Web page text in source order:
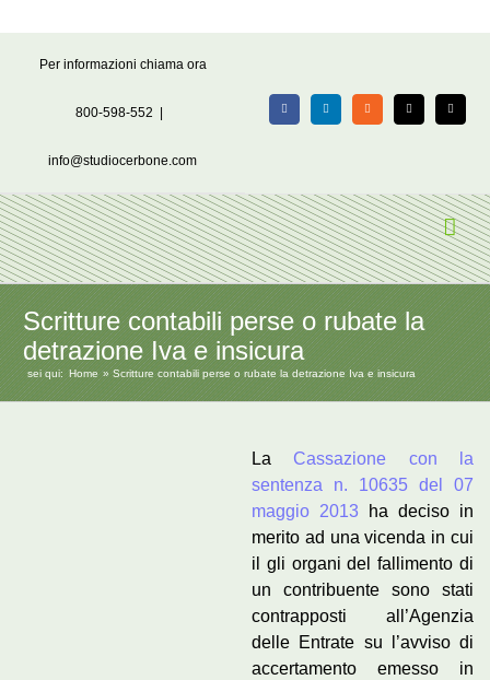
Per informazioni chiama ora
800-598-552
info@studiocerbone.com
FacebookLinkedIn Rss X Email
Scritture contabili perse o rubate la
detrazione Iva e insicura
sei qui: Home Scritture contabili perse o rubate la detrazione Iva e insicura
La Cassazione con la
sentenza n. 10635 del 07
maggio 2013 ha deciso in
merito ad una vicenda in cui
il gli organi del fallimento di
un contribuente sono stati
contrapposti all’Agenzia
delle Entrate su l’avviso di
accertamento emesso in